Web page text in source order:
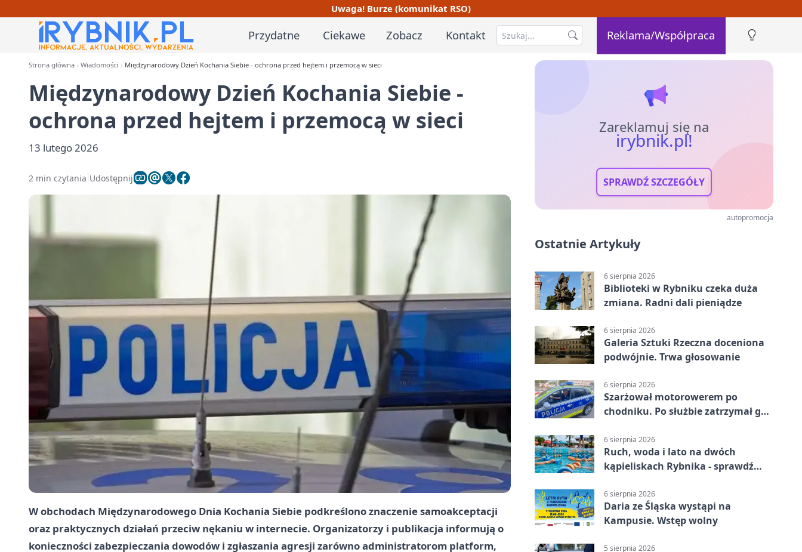
Uwaga! Burze (komunikat RSO)
Przydatne Ciekawe Zobacz Kontakt Reklama/Współpraca
Strona główna Wiadomości Międzynarodowy Dzień Kochania Siebie - ochrona przed hejtem i przemocą w sieci
Międzynarodowy Dzień Kochania Siebie -
ochrona przed hejtem i przemocą w sieci
13 lutego 2026
2 min czytania Udostępnij
W obchodach Międzynarodowego Dnia Kochania Siebie podkreślono znaczenie samoakceptacji
oraz praktycznych działań przeciw nękaniu w internecie. Organizatorzy i publikacja informują o
konieczności zabezpieczania dowodów i zgłaszania agresji zarówno administratorom platform,
Zareklamuj się na
irybnik.pl!
SPRAWDŹ SZCZEGÓŁY
autopromocja
Ostatnie Artykuły
6 sierpnia 2026
Biblioteki w Rybniku czeka duża
zmiana. Radni dali pieniądze
6 sierpnia 2026
Galeria Sztuki Rzeczna doceniona
podwójnie. Trwa głosowanie
6 sierpnia 2026
Szarżował motorowerem po
chodniku. Po służbie zatrzymał go
6 sierpnia 2026
Ruch, woda i lato na dwóch
kąpieliskach Rybnika - sprawdź
6 sierpnia 2026
Daria ze Śląska wystąpi na
Kampusie. Wstęp wolny
5 sierpnia 2026